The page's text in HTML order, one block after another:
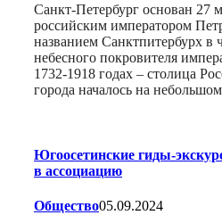
Санкт-Петербург основан 27
российским императором
названием Санктпитербурх в
небесного покровителя
1732-1918 годах – столица
города началось на
Югоосетинские гиды-
в ассоциацию
Общество05.09.2024